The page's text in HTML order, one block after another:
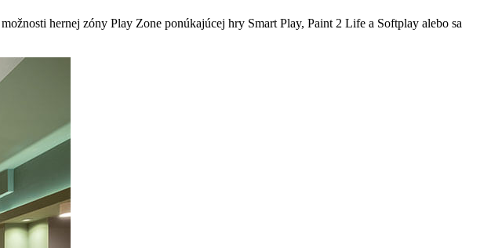
hernej zóny Play Zone ponúkajúcej hry Smart Play, Paint 2 Life a Softplay alebo sa